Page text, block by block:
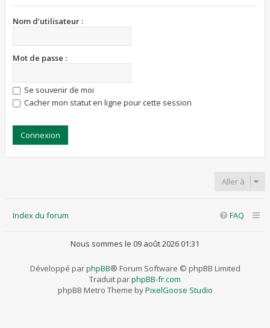
Nom d’utilisateur :
Mot de passe :
Se souvenir de moi
Cacher mon statut en ligne pour cette session
Aller à
Index du forum FAQ
Nous sommes le 09 août 2026 01:31
Développé parphpBB® Forum Software © phpBB Limited
Traduit parphpBB-fr.com
phpBB Metro Theme byPixelGoose Studio